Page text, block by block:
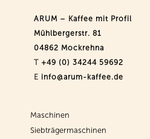
ARUM – Kaffee mit Profil
Mühlbergerstr. 81
04862 Mockrehna
T +49 (0) 34244 59692
E info@arum-kaffee.de
Maschinen
Siebträgermaschinen